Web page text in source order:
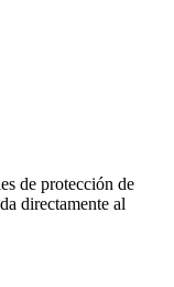
de protección de
directamente al